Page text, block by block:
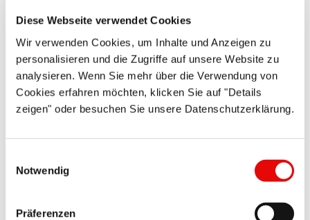
Diese Webseite verwendet Cookies
Wir verwenden Cookies, um Inhalte und Anzeigen zu
personalisieren und die Zugriffe auf unsere Website zu
analysieren. Wenn Sie mehr über die Verwendung von
Cookies erfahren möchten, klicken Sie auf "Details
zeigen" oder besuchen Sie unsere Datenschutzerklärung.
Notwendig
Präferenzen
Bouchons TPE
avec languette
centrale
Haute
température
Languette de